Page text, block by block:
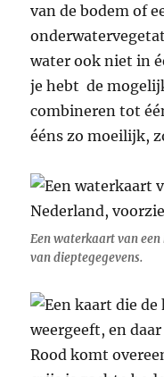
van de bodem of
water ook niet in
je hebt de
combineren tot
ééns zo moeilijk,
Een waterkaart van
van dieptegegevens.